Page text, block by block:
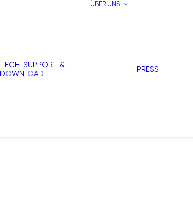
TECH-SUPPORT &
DOWNLOAD
ÜBER UNS
PRESS